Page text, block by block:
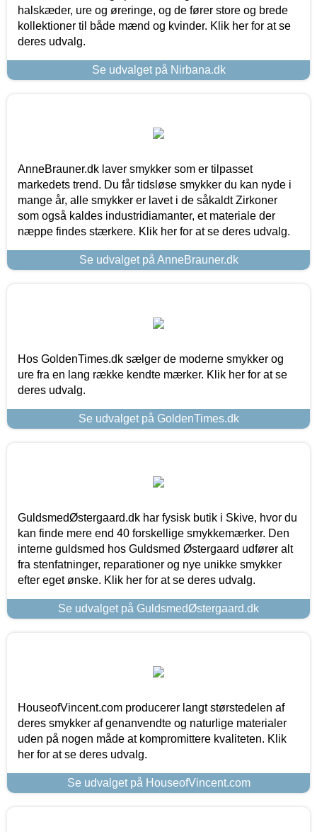
halskæder, ure og øreringe, og de fører store og brede
kollektioner til både mænd og kvinder. Klik her for at se
deres udvalg.
Se udvalget på Nirbana.dk
AnneBrauner.dk laver smykker som er tilpasset
markedets trend. Du får tidsløse smykker du kan nyde i
mange år, alle smykker er lavet i de såkaldt Zirkoner
som også kaldes industridiamanter, et materiale der
næppe findes stærkere. Klik her for at se deres udvalg.
Se udvalget på AnneBrauner.dk
Hos GoldenTimes.dk sælger de moderne smykker og
ure fra en lang række kendte mærker. Klik her for at se
deres udvalg.
Se udvalget på GoldenTimes.dk
GuldsmedØstergaard.dk har fysisk butik i Skive, hvor du
kan finde mere end 40 forskellige smykkemærker. Den
interne guldsmed hos Guldsmed Østergaard udfører alt
fra stenfatninger, reparationer og nye unikke smykker
efter eget ønske. Klik her for at se deres udvalg.
Se udvalget på GuldsmedØstergaard.dk
HouseofVincent.com producerer langt størstedelen af
deres smykker af genanvendte og naturlige materialer
uden på nogen måde at kompromittere kvaliteten. Klik
her for at se deres udvalg.
Se udvalget på HouseofVincent.com